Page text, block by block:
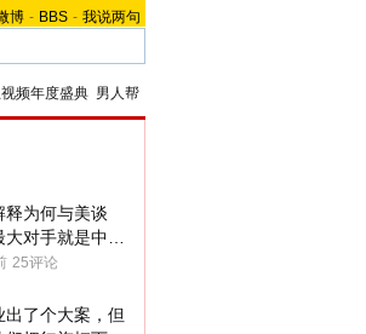
博 - BBS - 我说两句
频年度盛典 男人帮
释为何与美谈
大对手就是中
在对话
25评论
出了个大案，但